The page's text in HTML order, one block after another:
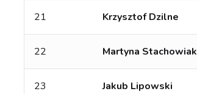
21 Krzysztof Dzilne
22 Martyna Stachowiak
23 Jakub Lipowski